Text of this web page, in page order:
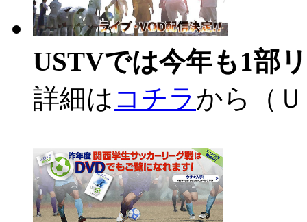
USTVでは今年も1部
詳細は コチラから（